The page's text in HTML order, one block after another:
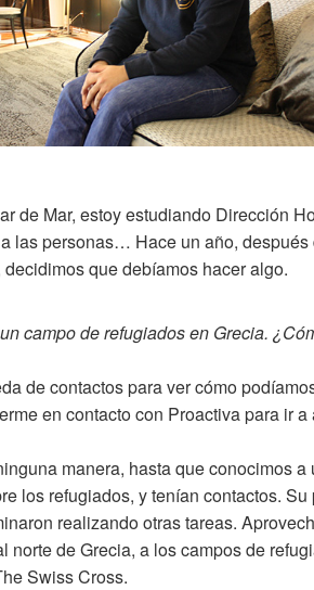
de Mar, estoy estudiando Dirección
las personas… Hace un año, después
que debíamos hacer algo.
campo de refugiados en Grecia.
de contactos para ver cómo
en contacto con Proactiva para ir
manera, hasta que conocimos
los refugiados, y tenían contactos.
realizando otras tareas.
norte de Grecia, a los campos de
Swiss Cross.